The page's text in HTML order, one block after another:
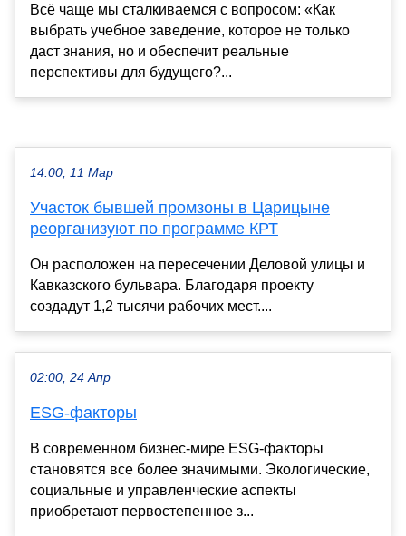
Всё чаще мы сталкиваемся с вопросом: «Как
выбрать учебное заведение, которое не только
даст знания, но и обеспечит реальные
перспективы для будущего?...
14:00, 11 Мар
Участок бывшей промзоны в Царицыне
реорганизуют по программе КРТ
Он расположен на пересечении Деловой улицы и
Кавказского бульвара. Благодаря проекту
создадут 1,2 тысячи рабочих мест....
02:00, 24 Апр
ESG-факторы
В современном бизнес-мире ESG-факторы
становятся все более значимыми. Экологические,
социальные и управленческие аспекты
приобретают первостепенное з...